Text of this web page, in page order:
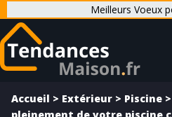
Meilleurs Voeux
Accueil > Extérieur > Piscine >